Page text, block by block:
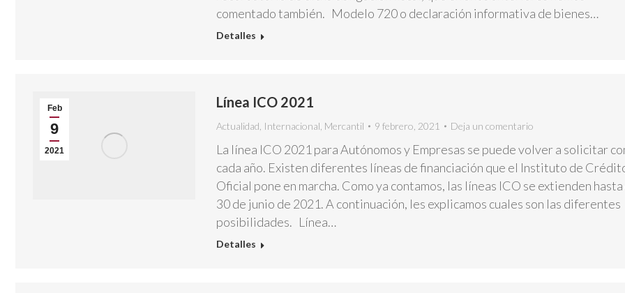
comentado también. Modelo 720 o declaración informativa de bienes…
Detalles
Feb
9
2021
Línea ICO 2021
Actualidad Internacional Mercantil 9 febrero, 2021 Deja un comentario
La línea ICO 2021 para Autónomos y Empresas se puede volver a solicitar
cada año. Existen diferentes líneas de financiación que el Instituto de
Oficial pone en marcha. Como ya contamos, las líneas ICO se extienden hasta
30 de junio de 2021. A continuación, les explicamos cuales son las diferentes
posibilidades. Línea…
Detalles